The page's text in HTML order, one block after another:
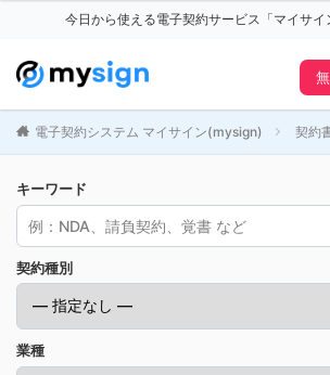
今日から使える電子契約サービス「マイサイ
電子契約システム マイサイン(mysign) 契約
キーワード
契約種別
業種